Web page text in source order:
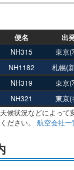
便名 出
NH315
東京(
NH1182 札幌(
NH319 東京(
NH321 東京(
候状況などによって
ださい。
航空会社一